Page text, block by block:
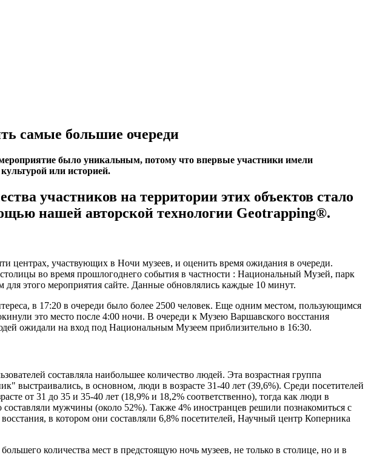
самые большие очереди
было уникальным, потому что впервые участники имели
или историей.
участников на территории этих объектов стало
нашей авторской технологии Geotrapping®.
участвующих в Ночи музеев, и оценить время ожидания в очереди.
во время прошлогоднего события в частности : Национальный Музей, парк
этого мероприятия сайте. Данные обновлялись каждые 10 минут.
в 17:20 в очереди было более 2500 человек. Еще одним местом, пользующимся
это место после 4:00 ночи. В очереди к Музею Варшавского восстания
ожидали на вход под Национальным Музеем приблизительно в 16:30.
составляла наибольшее количество людей. Эта возрастная группа
выстраивались, в основном, люди в возрасте 31-40 лет (39,6%). Среди посетителей
от 31 до 35 и 35-40 лет (18,9% и 18,2% соответственно), тогда как люди в
мужчины (около 52%). Также 4% иностранцев решили познакомиться с
в котором они составляли 6,8% посетителей, Научный центр Коперника
количества мест в предстоящую ночь музеев, не только в столице, но и в